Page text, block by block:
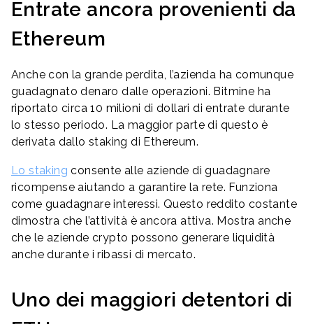
Entrate ancora provenienti da
Ethereum
Anche con la grande perdita, l’azienda ha comunque
guadagnato denaro dalle operazioni. Bitmine ha
riportato circa 10 milioni di dollari di entrate durante
lo stesso periodo. La maggior parte di questo è
derivata dallo staking di Ethereum.
Lo staking consente alle aziende di guadagnare
ricompense aiutando a garantire la rete. Funziona
come guadagnare interessi. Questo reddito costante
dimostra che l’attività è ancora attiva. Mostra anche
che le aziende crypto possono generare liquidità
anche durante i ribassi di mercato.
Uno dei maggiori detentori di